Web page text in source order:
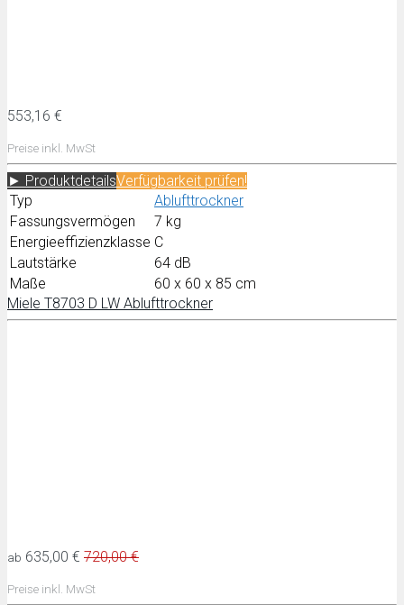
553,16 €
Preise inkl. MwSt
► ProduktdetailsVerfügbarkeit prüfen!
Typ
Ablufttrockner
Fassungsvermögen
7 kg
Energieeffizienzklasse C
Lautstärke
64 dB
Maße
60 x 60 x 85 cm
Miele T8703 D LW Ablufttrockner
ab 635,00 € 720,00 €
Preise inkl. MwSt